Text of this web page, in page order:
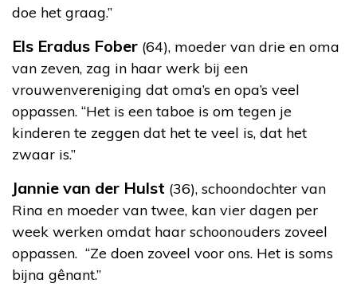
doe het graag.”
Els Eradus Fober (64), moeder van drie en oma
van zeven, zag in haar werk bij een
vrouwenvereniging dat oma’s en opa’s veel
oppassen. “Het is een taboe is om tegen je
kinderen te zeggen dat het te veel is, dat het
zwaar is.”
Jannie van der Hulst (36), schoondochter van
Rina en moeder van twee, kan vier dagen per
week werken omdat haar schoonouders zoveel
oppassen. “Ze doen zoveel voor ons. Het is soms
bijna gênant.”